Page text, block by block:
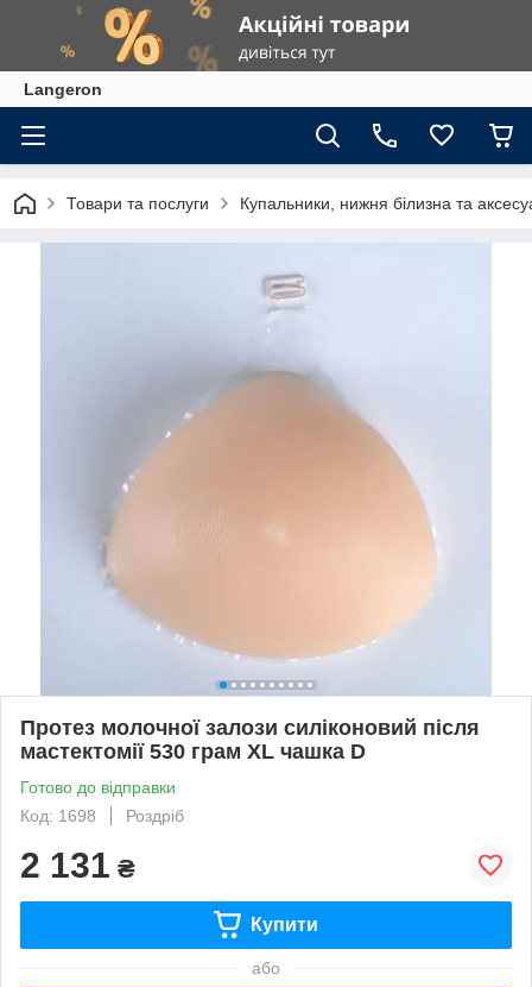
Langeron
Товари та послуги Купальники, нижня білизна та
Протез молочної залози силіконовий після
мастектомії 530 грам XL чашка D
Готово до відправки
Код: 1698
Роздріб
2 131 ₴
Купити
або